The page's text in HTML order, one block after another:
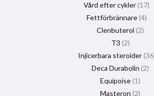
Vård efter cykler 17
Fettförbrännare 4
Clenbuterol 2
T3 2
Injicerbara steroider 36
Deca Durabolin 2
Equipoise 1
Masteron 2